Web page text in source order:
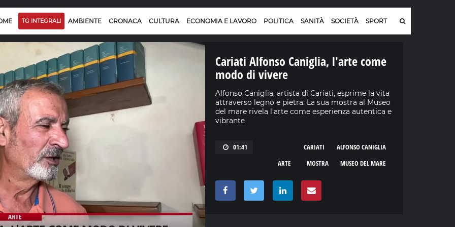
TG INTEGRALI AMBIENTE CRONACA CULTURA ECONOMIA E LAVORO POLITICA SANITÀ SOCIETÀ SPORT
Cariati Alfonso Caniglia, l'arte come
modo di vivere
Alfonso Caniglia, artista di Cariati, esprime la vita
attraverso legno e pietra. La sua mostra al Museo
del mare rivela l'arte come esperienza autentica e
vibrante
01:41 ALFONSO CANIGLIA
CARIATI
MUSEO DEL MARE
MOSTRA
ARTE